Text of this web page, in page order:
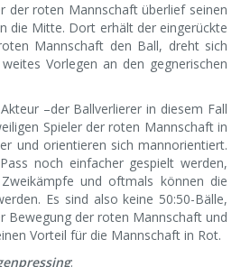
der roten Mannschaft überlief seinen
die Mitte. Dort erhält der eingerückte
Mannschaft den Ball, dreht sich
Vorlegen an den gegnerischen
–der Ballverlierer in diesem Fall
Spieler der roten Mannschaft in
und orientieren sich mannorientiert.
noch einfacher gespielt werden,
und oftmals können die
Es sind also keine 50:50-Bälle,
Bewegung der roten Mannschaft und
Vorteil für die Mannschaft in Rot.
: